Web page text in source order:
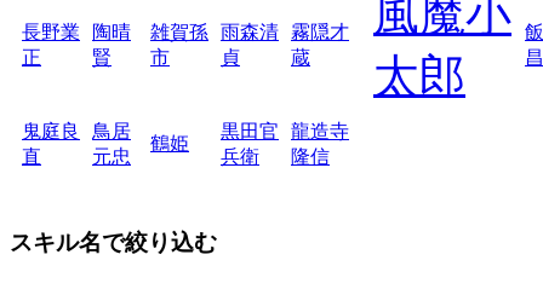
長野業
正
陶晴
賢
雑賀孫
市
雨森清
貞
霧隠才
蔵
風魔小
太郎
昌
鬼庭良
直
鳥居
元忠
鶴姫
黒田官
兵衛
龍造寺
隆信
スキル名で絞り込む